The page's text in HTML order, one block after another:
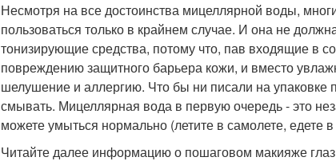
Несмотря на все достоинства мицеллярной воды,
пользоваться только в крайнем случае. И она не
тонизирующие средства, потому что, пав входящие в
повреждению защитного барьера кожи, и вместо
шелушение и аллергию. Что бы ни писали на упаковке
смывать. Мицеллярная вода в первую очередь - это
можете умыться нормально (летите в самолете, едете
Читайте далее информацию о пошаговом макияже глаз